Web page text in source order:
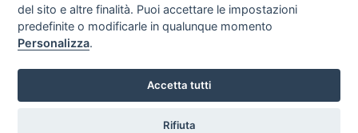
Preferenze cookie
Copyright © 2008
SVILUPPO TURISMO ITALIA S.r.L. unipersonale
P.IVA: 01665350433 - R.E.A. FM-195884 Via A. Costa, 2
63822 Porto San Giorgio (FM)
del sito e altre finalità. Puoi accettare le impostazioni
predefinite o modificarle in qualunque momento
Personalizza.
Accetta tutti
Rifiuta